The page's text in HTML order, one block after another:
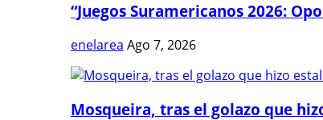
“Juegos Suramericanos 2026:
enelarea Ago 7, 2026
Mosqueira, tras el golazo que